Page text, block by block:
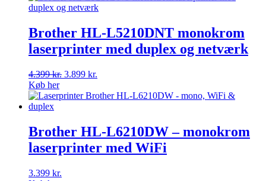
Brother HL-L5210DNT monokrom
laserprinter med duplex og netværk
4.399kr. Den
pris
3.899 kr.
pris
Køb her
Brother HL-L6210DW – monokrom
laserprinter med WiFi
3.399 kr.